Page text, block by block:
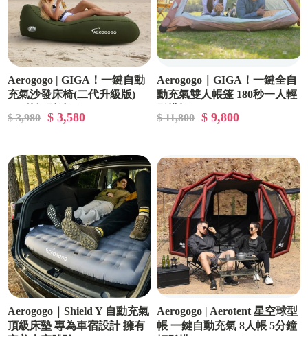
Aerogogo | GIGA！一鍵自動
充氣沙發床椅(二代升級版)
$ 3,980 $ 3,580
Aerogogo｜GIGA！一鍵全自
動充氣雙人帳篷 180秒一人輕
$ 11,800 $ 9,800
Aerogogo｜Shield Y 自動充氣
頂級床墊 專為車宿設計 擁有
Aerogogo | Aerotent 星空球型
帳 一鍵自動充氣 8人帳 5分鐘